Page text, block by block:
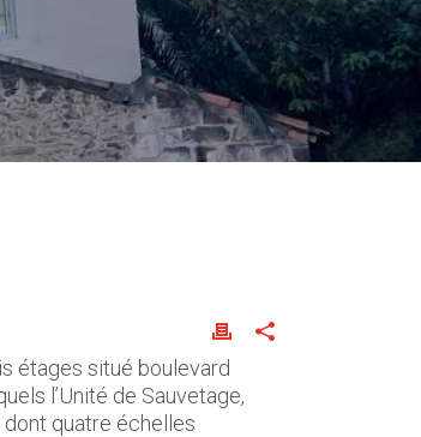
étages situé boulevard
l’Unité de Sauvetage,
dont quatre échelles